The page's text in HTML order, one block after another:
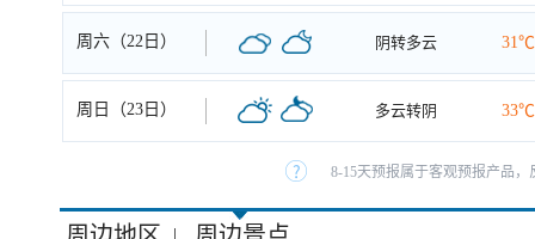
周六（22日） 阴转多云 31℃
周日（23日） 多云转阴 33℃
8-15天预报属于客观预报产品
|